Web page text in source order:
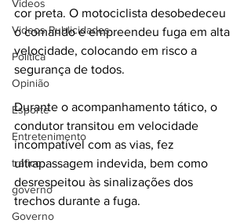
Videos
Videos Publicidades
Política
Opinião
Esporte
Entretenimento
tráfico
governo
Governo
cor preta. O motociclista desobedeceu
o comando e empreendeu fuga em alta
velocidade, colocando em risco a
segurança de todos.
Durante o acompanhamento tático, o
condutor transitou em velocidade
incompatível com as vias, fez
ultrapassagem indevida, bem como
desrespeitou às sinalizações dos
trechos durante a fuga.